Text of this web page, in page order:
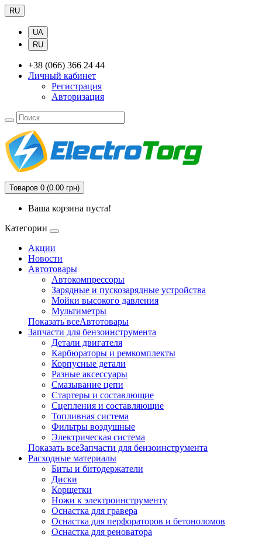
RU
UA
RU
+38 (066) 366 24 44
Личный кабинет
Регистрация
Авторизация
Товаров 0 (0.00 грн)
Ваша корзина пуста!
Категории
Акции
Новости
Автотовары
Автокомпрессоры
Зарядные и пускозарядные устройства
Мойки высокого давления
Мультиметры
Показать всеАвтотовары
Запчасти для бензоинструмента
Детали двигателя
Карбюраторы и ремкомплекты
Корпусные детали
Разные аксессуары
Смазывание цепи
Стартеры и составлющие
Сцепления и составляющие
Топливная система
Фильтры воздушные
Электрическая система
Показать всеЗапчасти для бензоинструмента
Расходные материалы
Биты и битодержатели
Диски
Корщетки
Ножи к электроинструменту
Оснастка для гравера
Оснастка для перфораторов и бетоноломов
Оснастка для реноватора